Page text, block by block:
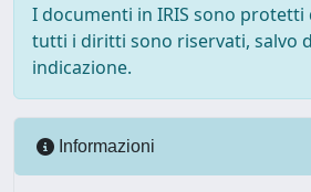
I documenti in IRIS sono protetti
tutti i diritti sono riservati, salvo
indicazione.
Informazioni